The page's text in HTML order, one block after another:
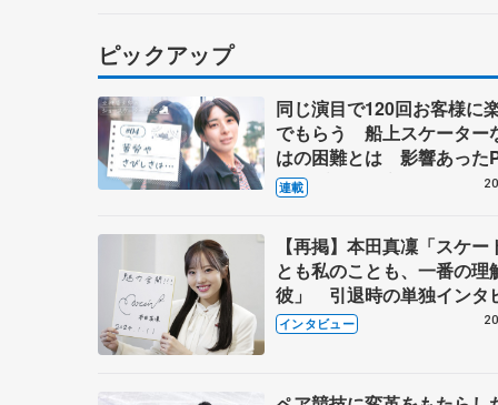
ピックアップ
同じ演目で120回お客様に
でもらう 船上スケーター
はの困難とは 影響あった
キャプテン松永さんの存在
連載
【再掲】本田真凜「スケー
とも私のことも、一番の理
彼」 引退時の単独インタ
で語った競技人生や家族、
これからの夢…
インタビュー